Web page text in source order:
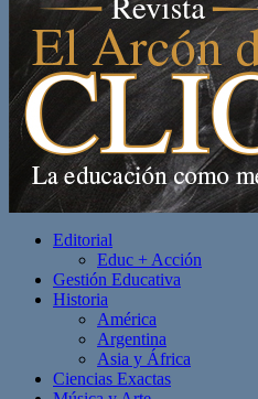
Editorial
Educ + Acción
Gestión Educativa
Historia
América
Argentina
Asia y África
Ciencias Exactas